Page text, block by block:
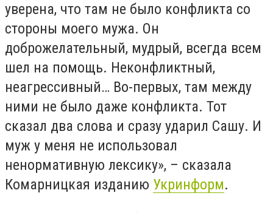
уверена, что там не было конфликта со
стороны моего мужа. Он
доброжелательный, мудрый, всегда всем
шел на помощь. Неконфликтный,
неагрессивный… Во-первых, там между
ними не было даже конфликта. Тот
сказал два слова и сразу ударил Сашу. И
муж у меня не использовал
ненормативную лексику», – сказала
Комарницкая изданию Укринформ.